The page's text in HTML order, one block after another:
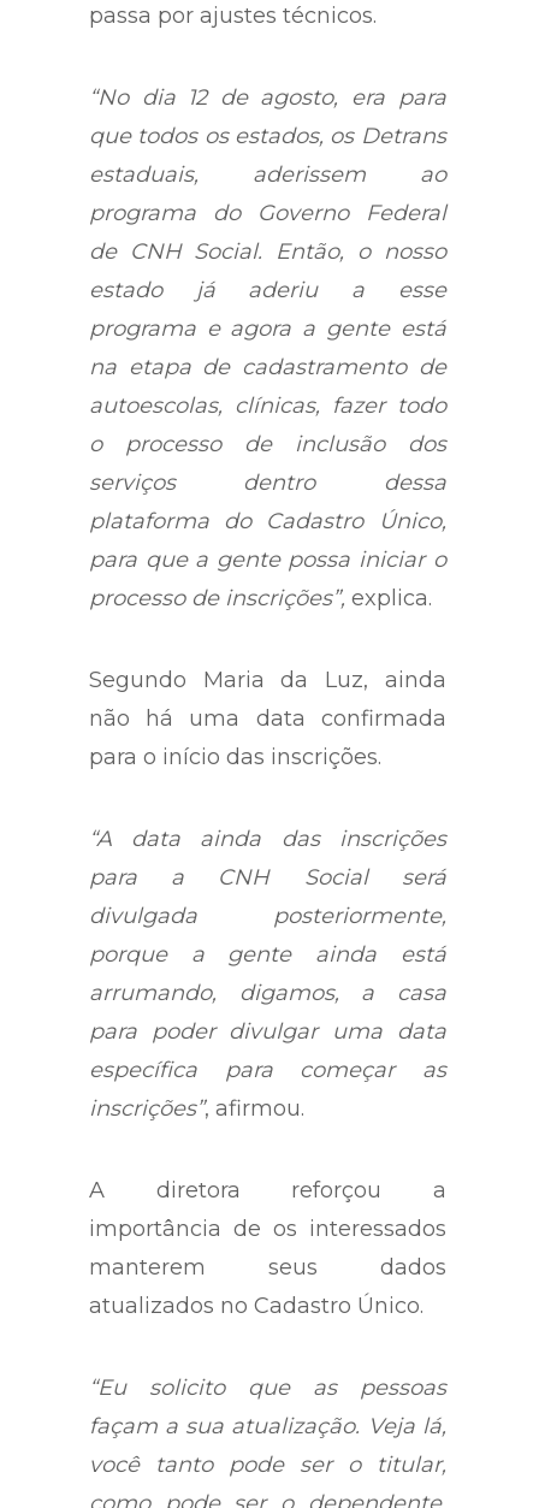
passa por ajustes técnicos.
“No dia 12 de agosto, era para
que todos os estados, os Detrans
estaduais, aderissem ao
programa do Governo Federal
de CNH Social. Então, o nosso
estado já aderiu a esse
programa e agora a gente está
na etapa de cadastramento de
autoescolas, clínicas, fazer todo
o processo de inclusão dos
serviços dentro dessa
plataforma do Cadastro Único,
para que a gente possa iniciar o
processo de inscrições”, explica.
Segundo Maria da Luz, ainda
não há uma data confirmada
para o início das inscrições.
“A data ainda das inscrições
para a CNH Social será
divulgada posteriormente,
porque a gente ainda está
arrumando, digamos, a casa
para poder divulgar uma data
específica para começar as
inscrições”, afirmou.
A diretora reforçou a
importância de os interessados
manterem seus dados
atualizados no Cadastro Único.
“Eu solicito que as pessoas
façam a sua atualização. Veja lá,
você tanto pode ser o titular,